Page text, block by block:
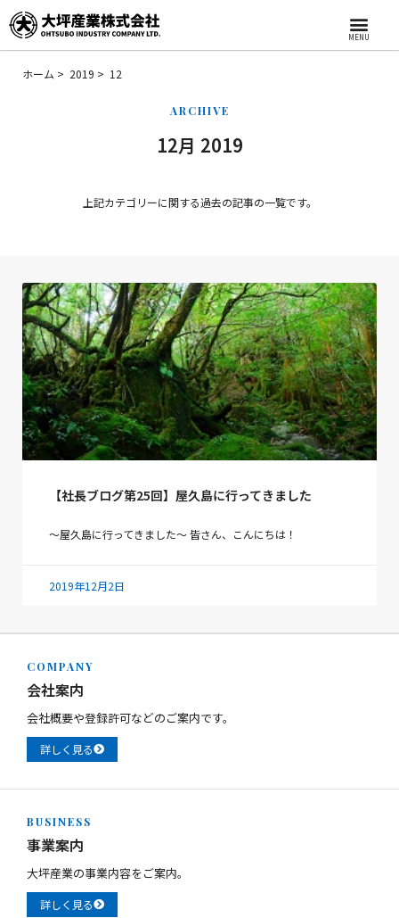
MENU
ホーム 2019 12
ARCHIVE
12月 2019
上記カテゴリーに関する過去の記事の一覧です。
【社長ブログ第25回】屋久島に行ってきました
～屋久島に行ってきました～ 皆さん、こんにちは！
2019年12月2日
COMPANY
会社案内
会社概要や登録許可などのご案内です。
詳しく見る
BUSINESS
事業案内
大坪産業の事業内容をご案内。
詳しく見る